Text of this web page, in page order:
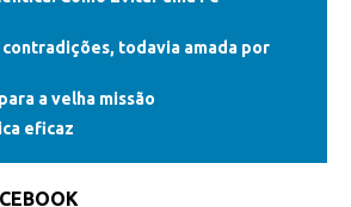
at
s
A
p
p
contradições, todavia amada por
a velha missão
eficaz